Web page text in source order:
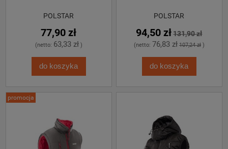
POLSTAR
77,90 zł
(netto: 63,33 zł)
do koszyka
POLSTAR
94,50 zł 131,90 zł
(netto: 76,83 zł 107,24 zł)
do koszyka
promocja